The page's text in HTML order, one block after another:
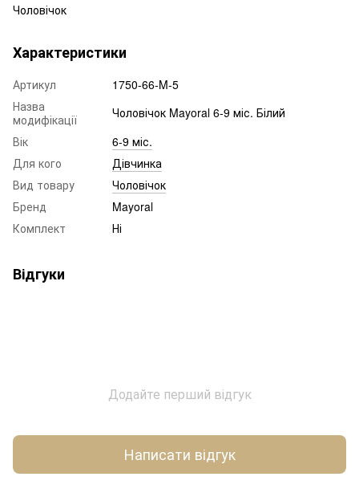
Чоловічок
Характеристики
Артикул
1750-66-M-5
Назва
модифікації
Чоловічок Mayoral 6-9 міс. Білий
Вік
6-9 міс.
Для кого
Дівчинка
Вид товару
Чоловічок
Бренд
Mayoral
Комплект
Ні
Відгуки
Додайте перший відгук
Написати відгук